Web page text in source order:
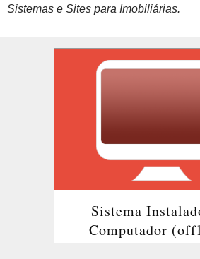
Sistemas e Sites para Imobiliárias.
Sistema
Computador